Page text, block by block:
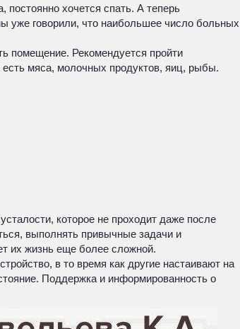
постоянно хочется спать. А теперь
уже говорили, что наибольшее число больных
помещение. Рекомендуется пройти
мяса, молочных продуктов, яиц, рыбы.
которое не проходит даже после
выполнять привычные задачи и
их жизнь еще более сложной.
в то время как другие настаивают на
Поддержка и информированность о